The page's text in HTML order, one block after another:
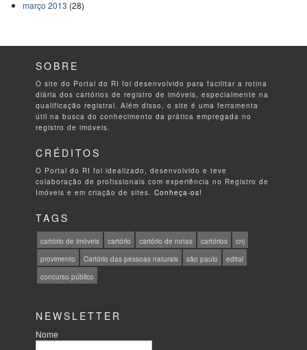
março 2013 (28)
SOBRE
O site do Portal do RI foi desenvolvido para facilitar a rotina
diária dos cartórios de registro de imóveis, especialmente na
qualificação registral. Além disso, o site é uma ferramenta
útil na busca do conhecimento da prática empregada no
registro de imóveis.
CRÉDITOS
O Portal do RI foi idealizado, desenvolvido e teve
colaboração de profissionais com experiência no Registro de
Imóveis e em criação de sites.Conheça-os!
TAGS
cartório de imóveis cartório cartório de notas cartórios
cnj
provimento
Cartório das pessoas naturais são paulo
edital
concurso público
NEWSLETTER
Nome